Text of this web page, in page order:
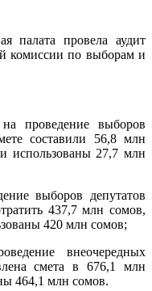
палата провела аудит
комиссии по выборам и
проведение выборов
составили 56,8 млн
использованы 27,7 млн
выборов депутатов
437,7 млн сомов,
420 млн сомов;
внеочередных
смета в 676,1 млн
464,1 млн сомов.